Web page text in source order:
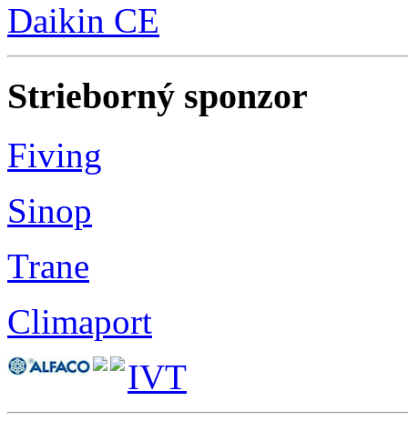
Daikin CE
Strieborný sponzor
Fiving
Sinop
Trane
Climaport
IVT